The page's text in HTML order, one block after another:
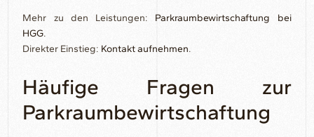
Mehr zu den Leistungen: Parkraumbewirtschaftung bei
HGG.
Direkter Einstieg: Kontakt aufnehmen.
Häufige Fragen zur
Parkraumbewirtschaftung